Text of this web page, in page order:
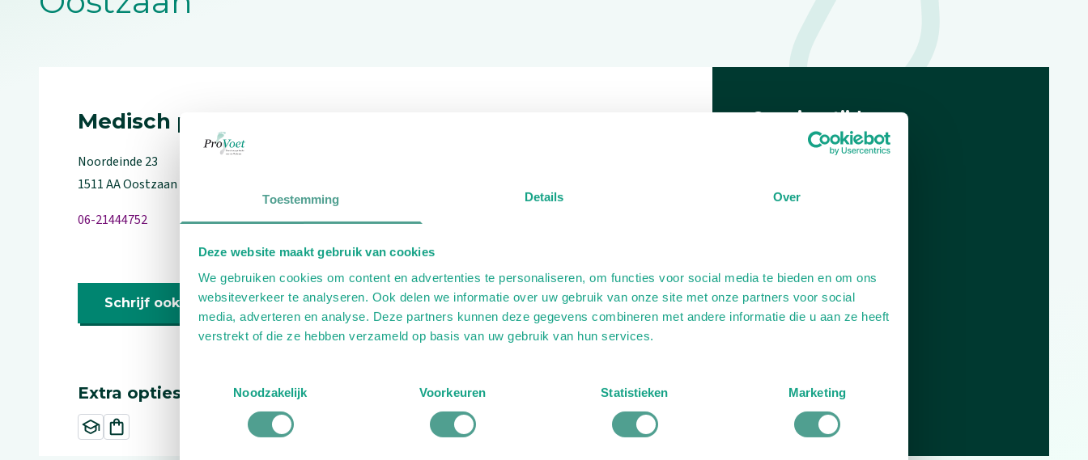
Toestemming Details Over
Deze website maakt gebruik van cookies
We gebruiken cookies om content en advertenties te personaliseren, om functies voor social media te bieden en om ons
websiteverkeer te analyseren. Ook delen we informatie over uw gebruik van onze site met onze partners voor social
media, adverteren en analyse. Deze partners kunnen deze gegevens combineren met andere informatie die u aan ze heeft
verstrekt of die ze hebben verzameld op basis van uw gebruik van hun services.
Noodzakelijk
Voorkeuren Statistieken Marketing
Medisch pedicure
Noordeinde 23
1511 AAOostzaan
06-21444752
Schrijf ook een review
Extra opties
Openingstijden
Plan je route